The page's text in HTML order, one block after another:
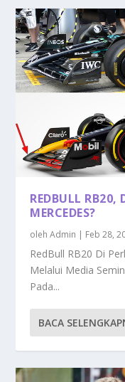
REDBULL RB20,
MERCEDES?
olehAdmin | Feb 28,
RedBull RB20 Di
Melalui Media
Pada...
BACA